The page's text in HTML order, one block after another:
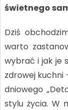
świetnego
Dziś
warto
wybrać i jak je
zdrowej kuchni
dniowego
stylu życia. W